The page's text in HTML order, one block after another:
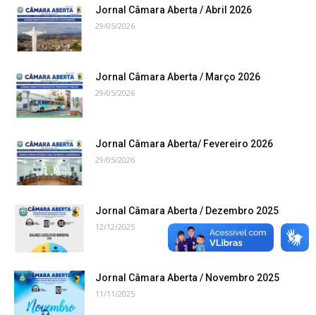
Jornal Câmara Aberta / Abril 2026
29/05/2026
Jornal Câmara Aberta / Março 2026
29/05/2026
Jornal Câmara Aberta/ Fevereiro 2026
29/05/2026
Jornal Câmara Aberta / Dezembro 2025
12/12/2025
Jornal Câmara Aberta / Novembro 2025
11/11/2025